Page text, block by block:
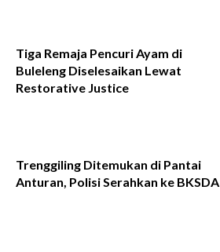
Tiga Remaja Pencuri Ayam di
Buleleng Diselesaikan Lewat
Restorative Justice
Trenggiling Ditemukan di Pantai
Anturan, Polisi Serahkan ke BKSDA